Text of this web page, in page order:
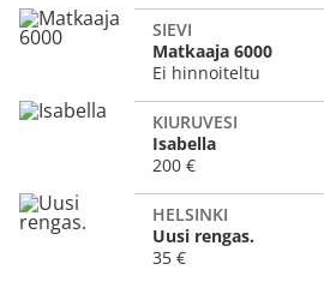
SIEVI
Matkaaja 6000
Ei hinnoiteltu
KIURUVESI
Isabella
200 €
HELSINKI
Uusi rengas.
35 €